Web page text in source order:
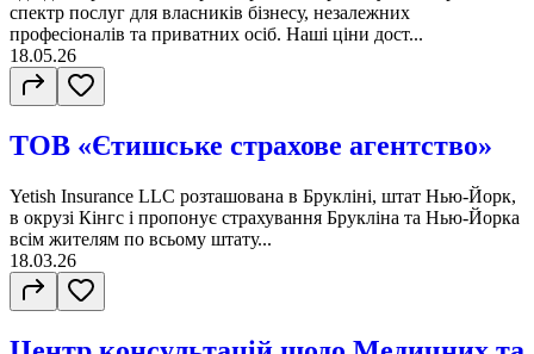
спектр послуг для власників бізнесу, незалежних
професіоналів та приватних осіб. Наші ціни дост...
18.05.26
ТОВ «Єтишське страхове агентство»
Yetish Insurance LLC розташована в Брукліні, штат Нью-Йорк,
в окрузі Кінгс і пропонує страхування Брукліна та Нью-Йорка
всім жителям по всьому штату...
18.03.26